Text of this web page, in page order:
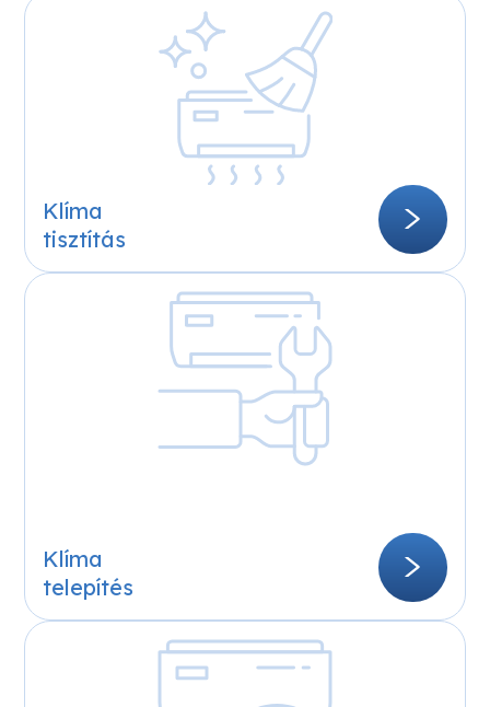
Klíma
tisztítás
A gyártói garancia feltétele a rendszeres karbantartás.
A szakszerű klímatisztításnak hála jelentősen
gombák jelenléte a klímaberendezések alkatrészeiben.
Klíma
telepítés
A telepítést megelőzően felmérjük a helyszínt,
átbeszéljük az igényeket és elmondjuk a
lehetőségeket, javaslatainkat. A megbeszéltek alapján
tudunk árat kalkulálni – akár már a helyszínen. A
telepítéseket szakképzett kollégák végzik, akik tiszta,